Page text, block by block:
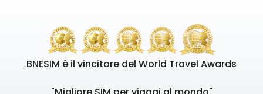
BNESIM è il vincitore del World Travel Awards